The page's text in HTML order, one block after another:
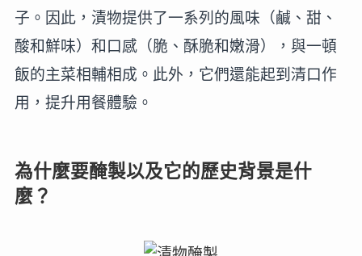
子。因此，漬物提供了一系列的風味（鹹、甜、
酸和鮮味）和口感（脆、酥脆和嫩滑），與一頓
飯的主菜相輔相成。此外，它們還能起到清口作
用，提升用餐體驗。
為什麼要醃製以及它的歷史背景是什
麼？